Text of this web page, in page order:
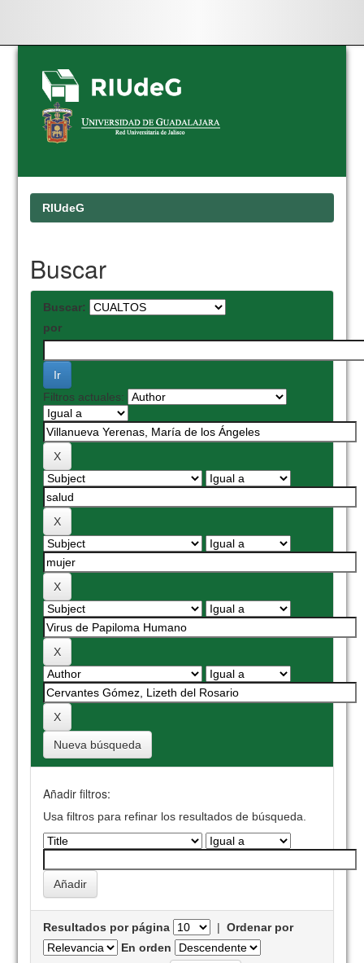
Skip
navigation
RIUdeG
Buscar
Buscar:
por
Filtros actuales:
Nueva búsqueda
Añadir filtros:
Usa filtros para refinar los resultados de búsqueda.
Resultados por página |Ordenar por
En orden